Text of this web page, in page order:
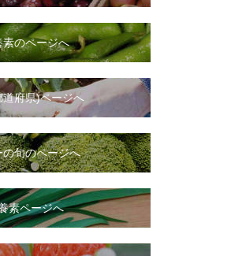
素のページへ
道府県)ページへ
旬のページへ
素ページへ